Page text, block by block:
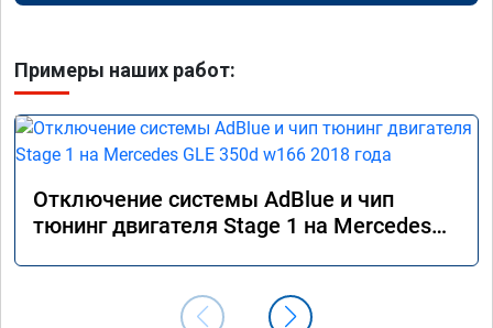
Примеры наших работ:
Отключение системы AdBlue и чип
тюнинг двигателя Stage 1 на Mercedes